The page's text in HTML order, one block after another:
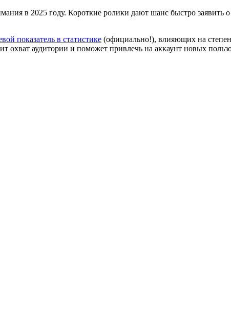
в 2025 году. Короткие ролики дают шанс быстро заявить о
показатель в статистике (официально!), влияющих на
охват аудитории и поможет привлечь на аккаунт новых